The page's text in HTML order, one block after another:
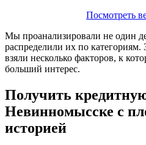
Посмотреть
Мы проанализировали не один
распределили их по категориям.
взяли несколько факторов, к
больший интерес.
Получить
Невинномысске с
историей